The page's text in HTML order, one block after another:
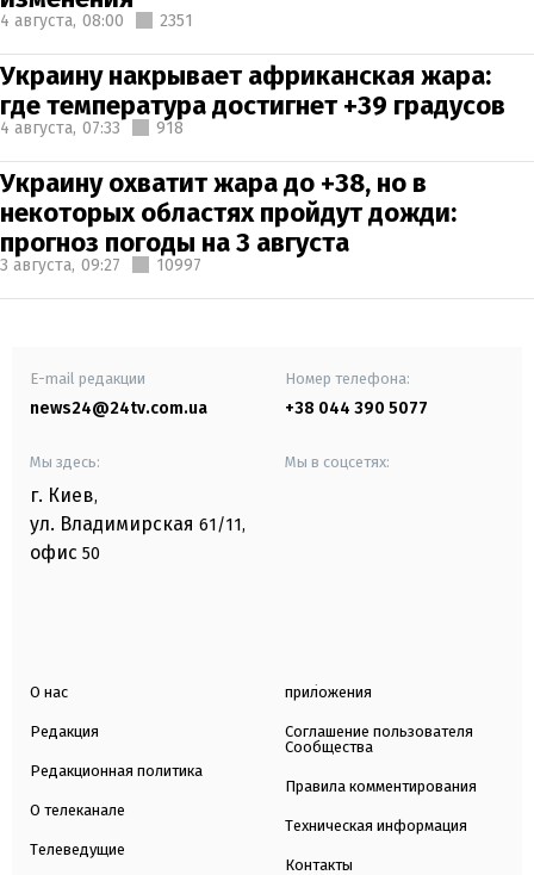
4 августа, 08:00 2351
Украину накрывает африканская жара:
где температура достигнет +39 градусов
4 августа, 07:33 918
Украину охватит жара до +38, но в
некоторых областях пройдут дожди:
прогноз погоды на 3 августа
3 августа, 09:27 10997
E-mail редакции
news24@24tv.com.ua
Номер телефона:
+38 044 390 5077
Мы здесь:
г. Киев,
ул. Владимирская 61/11,
офис 50
Мы в соцсетях:
О нас
Редакция
Редакционная политика
О телеканале
Телеведущие
приложения
Соглашение пользователя
Сообщества
Правила комментирования
Техническая информация
Контакты